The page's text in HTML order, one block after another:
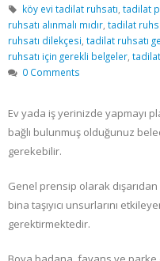
köy evi tadilat ruhsatı tadilat
ruhsatı alınmalı mıdır tadilat
ruhsatı dilekçesi tadilat ruhsatı
ruhsatı için gerekli belgeler
0 Comments
Ev yada iş yerinizde yapmayı
bağlı bulunmuş olduğunuz
gerekebilir.
Genel prensip olarak
bina taşıyıcı unsurlarını
gerektirmektedir.